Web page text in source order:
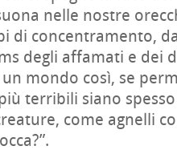
nelle nostre
di concentramento,
degli affamati e dei
mondo così, se
terribili siano
come agnelli